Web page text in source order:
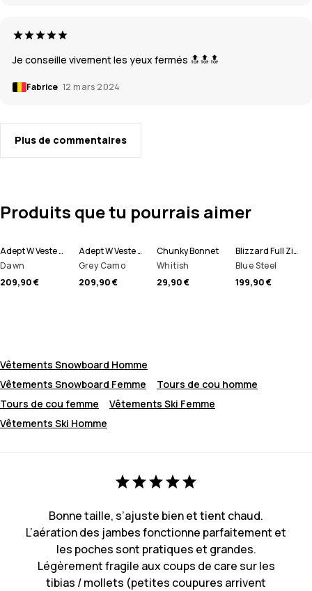
Je conseille vivement les yeux fermés 🔝🔝🔝
Fabrice 12 mars 2024
Plus de commentaires
Produits que tu pourrais aimer
Adept W Veste Snowboard Femme
Dawn
209,90 €
Adept W Veste Snowboard Femme
Grey Camo
209,90 €
Chunky Bonnet
Whitish
29,90 €
Blizzard Full Zip Veste Snowboard Homme
Blue Steel
199,90 €
Vêtements Snowboard Homme
Vêtements Snowboard Femme
Tours de cou homme
Tours de cou femme
Vêtements Ski Femme
Vêtements Ski Homme
Bonne taille, s’ajuste bien et tient chaud.
L’aération des jambes fonctionne parfaitement et
les poches sont pratiques et grandes.
Légèrement fragile aux coups de care sur les
tibias / mollets (petites coupures arrivent